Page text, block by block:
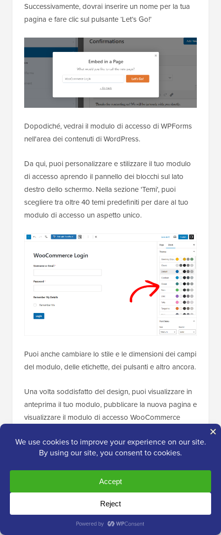
Successivamente, dovrai inserire un nome per la tua
pagina e fare clic sul pulsante ‘Let’s Go!’
Dopodiché, vedrai il modulo di accesso di WPForms
nell'area dei contenuti di WordPress.
Da qui, puoi personalizzare e stilizzare il tuo modulo
di accesso aprendo il pannello dei blocchi sul lato
destro dello schermo. Nella sezione 'Temi', puoi
scegliere tra oltre 40 temi predefiniti per dare al tuo
modulo di accesso un aspetto unico.
Puoi anche cambiare lo stile e le dimensioni dei campi
del modulo, delle etichette, dei pulsanti e altro ancora.
Una volta soddisfatto del design, puoi visualizzare in
anteprima il tuo modulo, pubblicare la nuova pagina e
visualizzare il modulo di accesso WooCommerce